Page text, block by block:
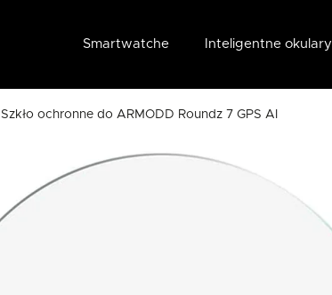
Smartwatche Inteligentne okulary
Szkło ochronne do ARMODD Roundz 7 GPS AI